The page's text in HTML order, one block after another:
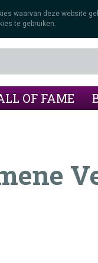
waarvan deze website
te gebruiken.
OF FAME